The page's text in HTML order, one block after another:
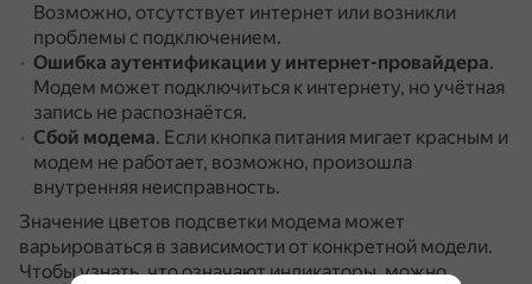
Возможно, отсутствует интернет или возникли
проблемы с подключением.
Ошибка аутентификации у интернет-провайдера.
Модем может подключиться к интернету, но учётная
запись не распознаётся.
Сбой модема. Если кнопка питания мигает красным и
модем не работает, возможно, произошла
внутренняя неисправность.
Значение цветов подсветки модема может
варьироваться в зависимости от конкретной модели.
Чтобы узнать, что означают индикаторы, можно